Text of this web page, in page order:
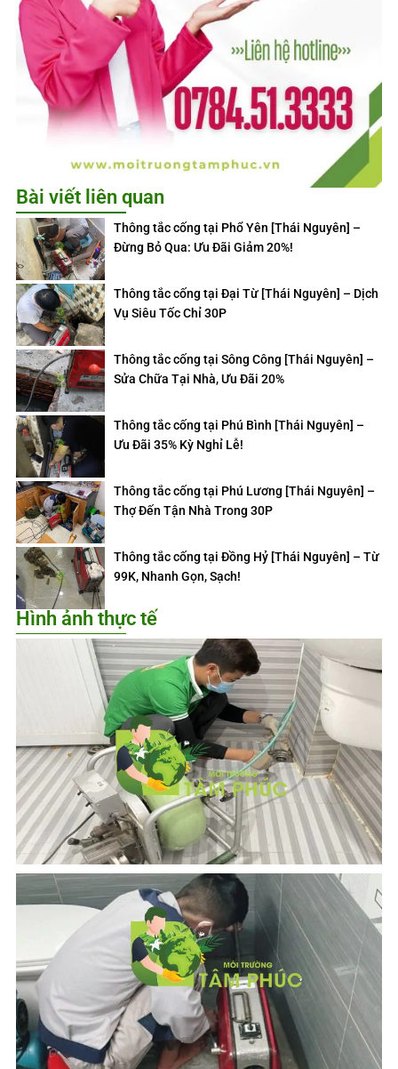
Bài viết liên quan
Thông tắc cống tại Phổ Yên [Thái Nguyên] –
Đừng Bỏ Qua: Ưu Đãi Giảm 20%!
Thông tắc cống tại Đại Từ [Thái Nguyên] – Dịch
Vụ Siêu Tốc Chỉ 30P
Thông tắc cống tại Sông Công [Thái Nguyên] –
Sửa Chữa Tại Nhà, Ưu Đãi 20%
Thông tắc cống tại Phú Bình [Thái Nguyên] –
Ưu Đãi 35% Kỳ Nghỉ Lễ!
Thông tắc cống tại Phú Lương [Thái Nguyên] –
Thợ Đến Tận Nhà Trong 30P
Thông tắc cống tại Đồng Hỷ [Thái Nguyên] – Từ
99K, Nhanh Gọn, Sạch!
Hình ảnh thực tế